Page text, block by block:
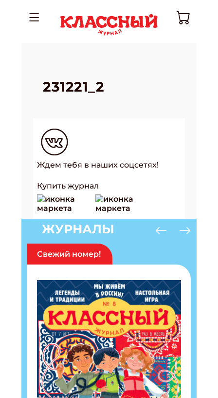
231221_2
Ждем тебя в наших соцсетях!
Купить журнал
ЖУРНАЛЫ
Свежий номер!